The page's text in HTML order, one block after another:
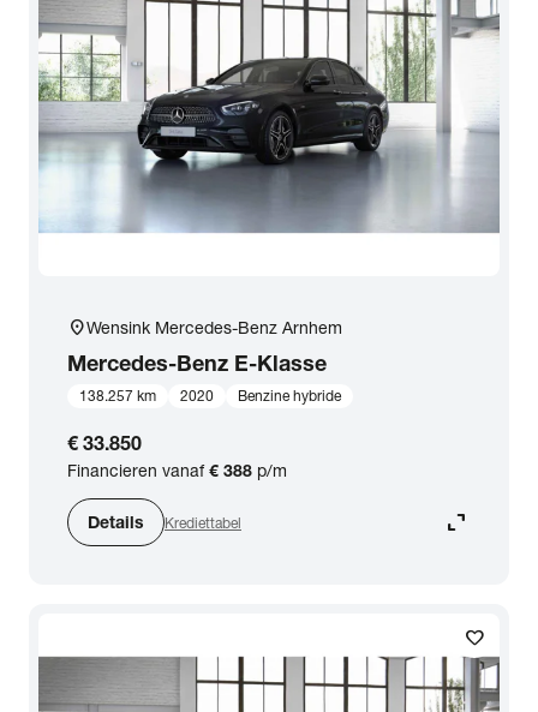
location_onWensink Mercedes-Benz Arnhem
Mercedes-Benz E-Klasse
138.257 km 2020 Benzine hybride
€ 33.850
Financieren vanaf€ 388 p/m
Details Krediettabel expand_content
favorite